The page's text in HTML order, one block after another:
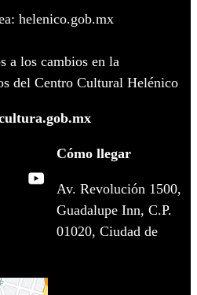
helenico.gob.mx
a los cambios en la
del Centro Cultural Helénico
Cómo llegar
Av. Revolución 1500,
Guadalupe Inn, C.P.
01020, Ciudad de